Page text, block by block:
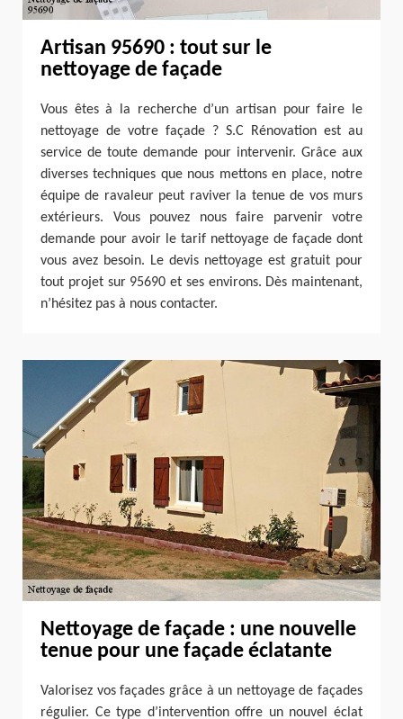
Artisan 95690 : tout sur le
nettoyage de façade
Vous êtes à la recherche d’un artisan pour faire le
nettoyage de votre façade ? S.C Rénovation est au
service de toute demande pour intervenir. Grâce aux
diverses techniques que nous mettons en place, notre
équipe de ravaleur peut raviver la tenue de vos murs
extérieurs. Vous pouvez nous faire parvenir votre
demande pour avoir le tarif nettoyage de façade dont
vous avez besoin. Le devis nettoyage est gratuit pour
tout projet sur 95690 et ses environs. Dès maintenant,
n’hésitez pas à nous contacter.
Nettoyage de façade : une nouvelle
tenue pour une façade éclatante
Valorisez vos façades grâce à un nettoyage de façades
régulier. Ce type d’intervention offre un nouvel éclat